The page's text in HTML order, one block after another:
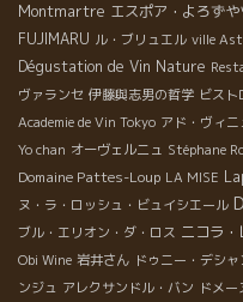
Montmartre エスポア・よろずや
FUJIMARU ル・ブリュエル ville
Dégustation de Vin Nature
ヴァランセ 伊藤與志男の哲学 ビス
Academie de Vin Tokyo アド・ヴィ
Yo chan オーヴェルニュ Stéphane
Domaine Pattes-Loup LA MISE
ヌ・ラ・ロッシュ・ビュイシエール
ブル・エリオン・ダ・ロス ニコラ・
Obi Wine 岩井さん ドゥニー・デシャ
ンジュ アレクサンドル・バン ドメ